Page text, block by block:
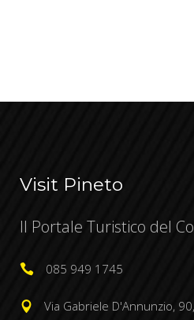
Visit Pineto
Il Portale Turistico del
085 949 1745
Via Gabriele D'Annunzio,